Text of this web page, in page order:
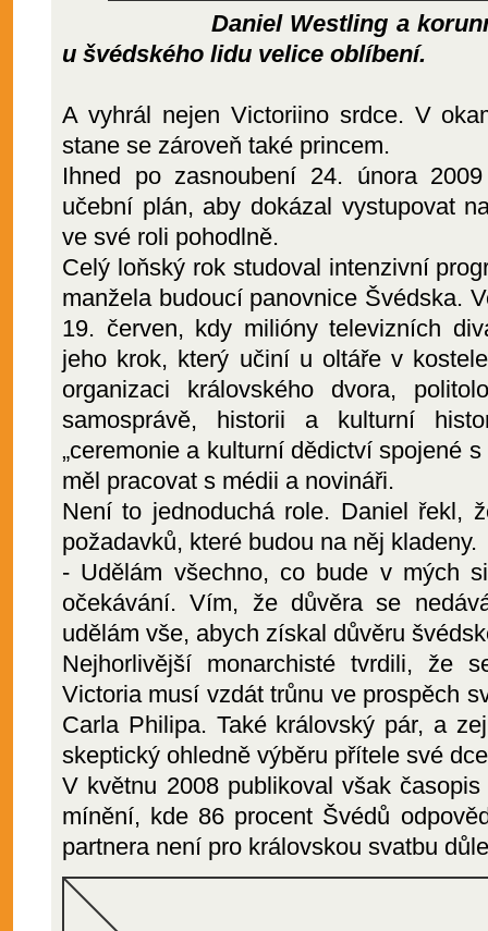
Daniel Westling a
u švédského lidu velice oblíbení.
A vyhrál nejen Victoriino srdce. V
stane se zároveň také princem.
Ihned po zasnoubení 24. února
učební plán, aby dokázal vystupovat
ve své roli pohodlně.
Celý loňský rok studoval intenzivní
manžela budoucí panovnice Švédska.
19. červen, kdy milióny televizních
jeho krok, který učiní u oltáře v
organizaci královského dvora,
samosprávě, historii a kulturní
„ceremonie a kulturní dědictví spojené
měl pracovat s médii a novináři.
Není to jednoduchá role. Daniel řekl,
požadavků, které budou na něj kladeny.
- Udělám všechno, co bude v mých
očekávání. Vím, že důvěra se
udělám vše, abych získal důvěru
Nejhorlivější monarchisté tvrdili, že
Victoria musí vzdát trůnu ve prospěch
Carla Philipa. Také královský pár, a
skeptický ohledně výběru přítele své
V květnu 2008 publikoval však
mínění, kde 86 procent Švédů
partnera není pro královskou svatbu